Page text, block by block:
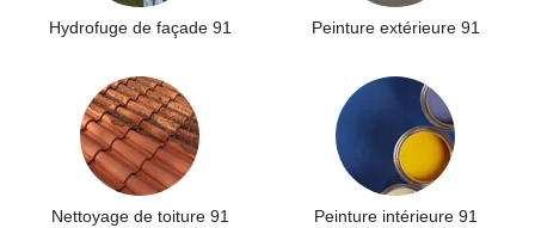
Hydrofuge de façade 91 Peinture extérieure 91
Nettoyage de toiture 91 Peinture intérieure 91